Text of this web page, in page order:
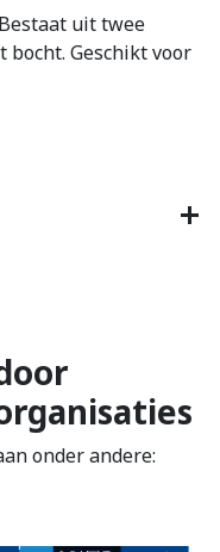
uit twee
Geschikt voor
onder andere: